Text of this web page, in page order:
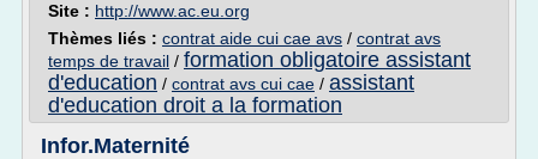
Site : http://www.ac.eu.org
Thèmes liés : contrat aide cui cae avs / contrat avs
temps de travail / formation obligatoire assistant
d'education / contrat avs cui cae / assistant
d'education droit a la formation
Infor.Maternité